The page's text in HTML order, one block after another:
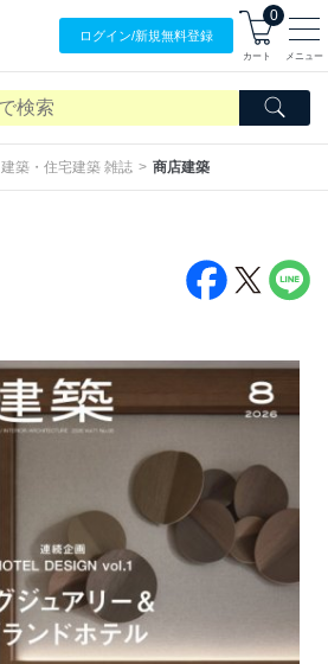
ログイン/新規無料登録
0
カート メニュー
建築・住宅建築 雑誌 商店建築